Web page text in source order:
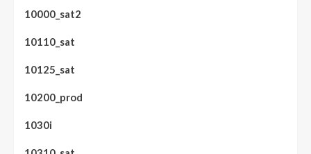
10000_sat2
10110_sat
10125_sat
10200_prod
1030i